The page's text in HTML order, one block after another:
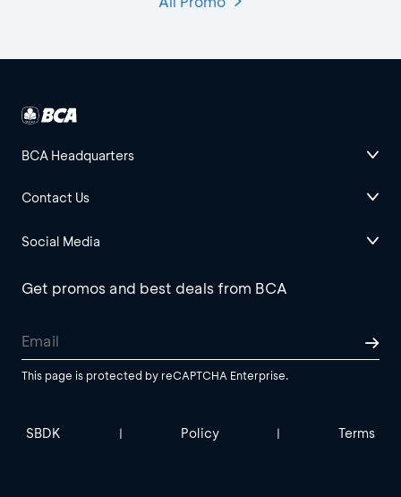
BCA Headquarters
Contact Us
Social Media
Get promos and best deals from BCA
This page is protected by reCAPTCHA Enterprise.
SBDK | Policy | Terms